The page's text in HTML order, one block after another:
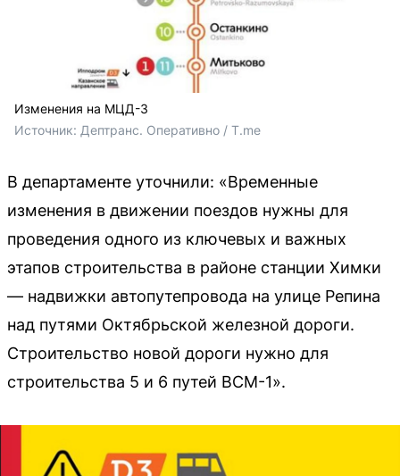
Изменения на МЦД-3
Источник: Дептранс. Оперативно / T.me
В департаменте уточнили: «Временные
изменения в движении поездов нужны для
проведения одного из ключевых и важных
этапов строительства в районе станции Химки
— надвижки автопутепровода на улице Репина
над путями Октябрьской железной дороги.
Строительство новой дороги нужно для
строительства 5 и 6 путей ВСМ-1».